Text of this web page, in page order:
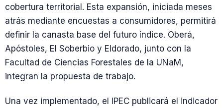
cobertura territorial. Esta expansión, iniciada meses
atrás mediante encuestas a consumidores, permitirá
definir la canasta base del futuro índice. Oberá,
Apóstoles, El Soberbio y Eldorado, junto con la
Facultad de Ciencias Forestales de la UNaM,
integran la propuesta de trabajo.
Una vez implementado, el IPEC publicará el indicador